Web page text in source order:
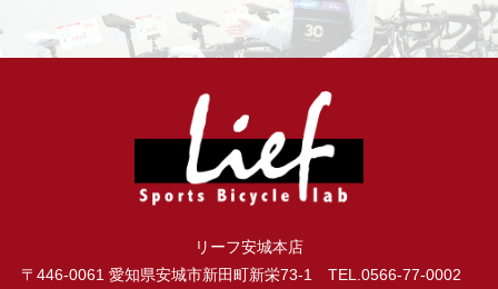
リーフ安城本店
〒446-0061 愛知県安城市新田町新栄73-1 TEL.0566-77-0002